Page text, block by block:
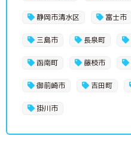
静岡市清水区 富士市
三島市 長泉町
函南町 藤枝市
御前崎市 吉田町
掛川市